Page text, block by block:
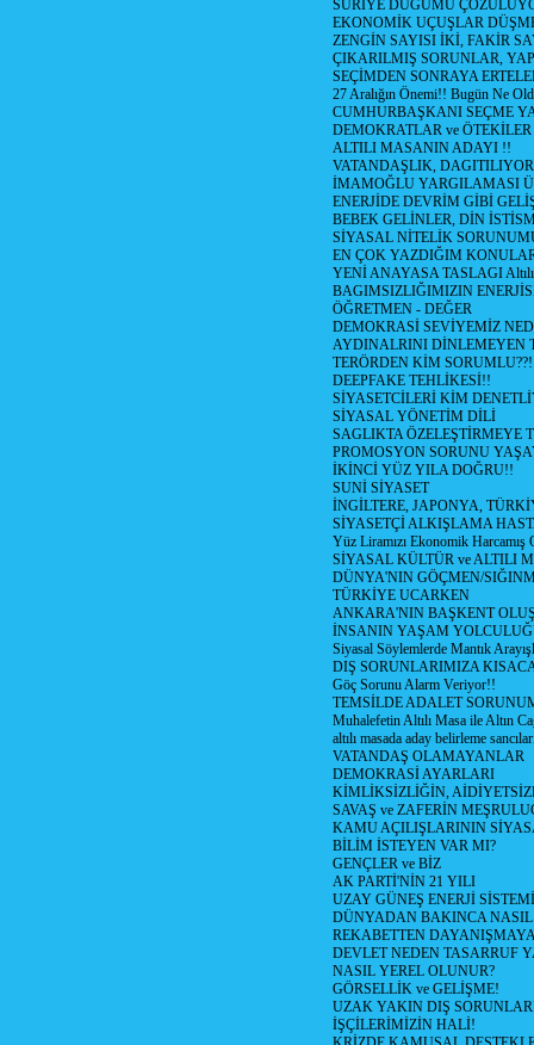
SURİYE DÜĞÜMÜ
EKONOMİK UÇUŞLAR
ZENGİN SAYISI İKİ, FAKİR
ÇIKARILMIŞ SORUNLAR,
SEÇİMDEN SONRAYA
27 Aralığın Önemi!! Bugün Ne
CUMHURBAŞKANI SEÇME
DEMOKRATLAR ve ÖTEKİLER
ALTILI MASANIN ADAYI !!
VATANDAŞLIK,
İMAMOĞLU YARGILAMASI
ENERJİDE DEVRİM GİBİ
BEBEK GELİNLER, DİN
SİYASAL NİTELİK
EN ÇOK YAZDIĞIM
YENİ ANAYASA TASLAGI Altılı
BAGIMSIZLIĞIMIZIN
ÖĞRETMEN - DEĞER
DEMOKRASİ SEVİYEMİZ
AYDINALRINI DİNLEMEYEN
TERÖRDEN KİM
DEEPFAKE TEHLİKESİ!!
SİYASETCİLERİ KİM
SİYASAL YÖNETİM DİLİ
SAGLIKTA ÖZELEŞTİRMEYE
PROMOSYON SORUNU
İKİNCİ YÜZ YILA DOĞRU!!
SUNİ SİYASET
İNGİLTERE, JAPONYA,
SİYASETÇİ ALKIŞLAMA
Yüz Liramızı Ekonomik Harcamış
SİYASAL KÜLTÜR ve ALTILI
DÜNYA'NIN GÖÇMEN/
TÜRKİYE UCARKEN
ANKARA'NIN BAŞKENT
İNSANIN YAŞAM
Siyasal Söylemlerde Mantık
DIŞ SORUNLARIMIZA
Göç Sorunu Alarm Veriyor!!
TEMSİLDE ADALET
Muhalefetin Altılı Masa ile Altın
altılı masada aday belirleme
VATANDAŞ OLAMAYANLAR
DEMOKRASİ AYARLARI
KİMLİKSİZLİĞİN,
SAVAŞ ve ZAFERİN
KAMU AÇILIŞLARININ
BİLİM İSTEYEN VAR MI?
GENÇLER ve BİZ
AK PARTİ'NİN 21 YILI
UZAY GÜNEŞ ENERJİ SİSTEMİ
DÜNYADAN BAKINCA
REKABETTEN
DEVLET NEDEN TASARRUF
NASIL YEREL OLUNUR?
GÖRSELLİK ve GELİŞME!
UZAK YAKIN DIŞ
İŞÇİLERİMİZİN HALİ!